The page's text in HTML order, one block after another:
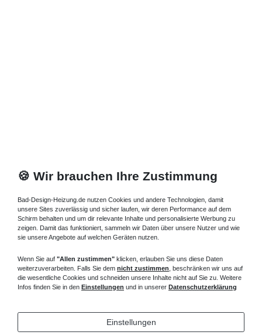
🍪 Wir brauchen Ihre Zustimmung
Bad-Design-Heizung.de nutzen Cookies und andere Technologien, damit
unsere Sites zuverlässig und sicher laufen, wir deren Performance auf dem
Schirm behalten und um dir relevante Inhalte und personalisierte Werbung zu
zeigen. Damit das funktioniert, sammeln wir Daten über unsere Nutzer und wie
sie unsere Angebote auf welchen Geräten nutzen.
Wenn Sie auf "Allen zustimmen" klicken, erlauben Sie uns diese Daten
weiterzuverarbeiten. Falls Sie dem nicht zustimmen , beschränken wir uns auf
die wesentliche Cookies und schneiden unsere Inhalte nicht auf Sie zu. Weitere
Infos finden Sie in den Einstellungen und in unserer Datenschutzerklärung
Einstellungen